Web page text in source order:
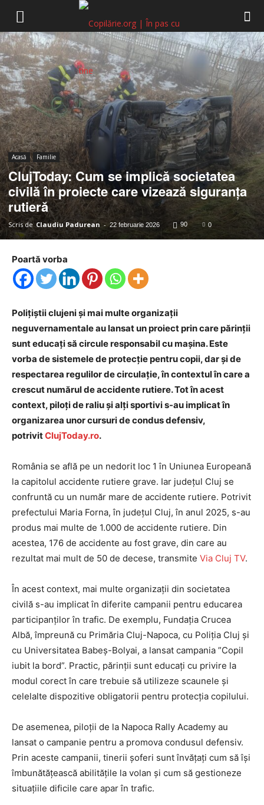
Copilărie.org
Acasă Familie
ClujToday: Cum se implică societatea
civilă în proiecte care vizează siguranța
rutieră
Scris de Claudiu Padurean - 22 februarie 2026 90 0
Poartă vorba
Polițiștii clujeni și mai multe organizații
neguvernamentale au lansat un proiect prin care părinții
sunt educați să circule responsabil cu mașina. Este
vorba de sistemele de protecție pentru copii, dar și de
respectarea regulilor de circulație, în contextul în care a
crescut numărul de accidente rutiere. Tot în acest
context, piloți de raliu și alți sportivi s-au implicat în
organizarea unor cursuri de condus defensiv,
potrivitClujToday.ro.
România se află pe un nedorit loc 1 în Uniunea Europeană
la capitolul accidente rutiere grave. Iar județul Cluj se
confruntă cu un număr mare de accidente rutiere. Potrivit
prefectului Maria Forna, în județul Cluj, în anul 2025, s-au
produs mai multe de 1.000 de accidente rutiere. Din
acestea, 176 de accidente au fost grave, din care au
rezultat mai mult de 50 de decese, transmite Via Cluj TV.
În acest context, mai multe organizații din societatea
civilă s-au implicat în diferite campanii pentru educarea
participanților în trafic. De exemplu, Fundația Crucea
Albă, împreună cu Primăria Cluj-Napoca, cu Poliția Cluj și
cu Universitatea Babeș-Bolyai, a lansat campania ”Copil
iubit la bord”. Practic, părinții sunt educați cu privire la
modul corect în care trebuie să utilizeze scaunele și
celelalte dispozitive obligatorii pentru protecția copilului.
De asemenea, piloții de la Napoca Rally Academy au
lansat o campanie pentru a promova condusul defensiv.
Prin aceste campanii, tinerii șoferi sunt învățați cum să își
îmbunătățească abilitățile la volan și cum să gestioneze
situațiile dificile care apar în trafic.